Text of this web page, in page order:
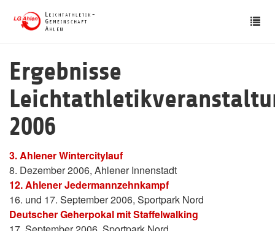
Ergebnisse
2006
3. Ahlener Wintercitylauf
8. Dezember 2006, Ahlener Innenstadt
12. Ahlener Jedermannzehnkampf
16. und 17. September 2006, Sportpark Nord
Deutscher Geherpokal mit Staffelwalking